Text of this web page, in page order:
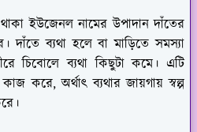
থাকা ইউজেনল নামের উপাদান দাঁতের
দাঁতে ব্যথা হলে বা মাড়িতে সমস্যা
চিবোলে ব্যথা কিছুটা কমে। এটি
করে, অর্থাৎ ব্যথার জায়গায় স্বল্প